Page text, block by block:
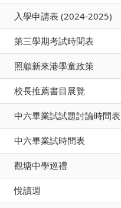
入學申請表 (2024-2025)
第三學期考試時間表
照顧新來港學童政策
校長推薦書目展覽
中六畢業試試題討論時間表
中六畢業試時間表
觀塘中學巡禮
悅讀週